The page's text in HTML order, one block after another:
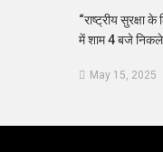
“राष्ट्रीय सुरक्षा
में शाम 4 बजे
May 15, 2025